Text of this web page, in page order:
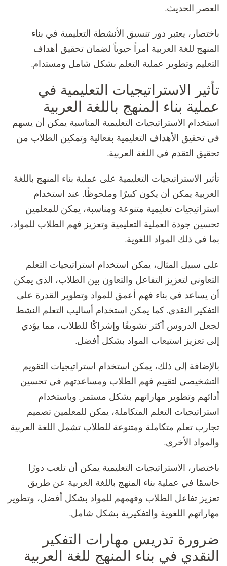
العصر الحديث.
باختصار، يعتبر دور تنسيق الأنشطة التعليمية في بناء
المنهج للغة العربية أمراً حيوياً لضمان تحقيق أهداف
التعليم وتطوير عملية التعلم بشكل شامل ومستدام.
تأثير الاستراتيجيات التعليمية في
عملية بناء المنهج باللغة العربية
استخدام الاستراتيجيات التعليمية المناسبة يمكن أن يسهم
في تحقيق الأهداف التعليمية بفعالية وتمكين الطلاب من
تحقيق التقدم في اللغة العربية.
تأثير الاستراتيجيات التعليمية على عملية بناء المنهج باللغة
العربية يمكن أن يكون كبيرًا وملحوظًا. عند استخدام
استراتيجيات تعليمية متنوعة ومناسبة، يمكن للمعلمين
تحسين جودة العملية التعليمية وتعزيز فهم الطلاب للمواد،
بما في ذلك المواد اللغوية.
على سبيل المثال، يمكن استخدام استراتيجيات التعلم
التعاوني لتعزيز التفاعل والتعاون بين الطلاب، الذي يمكن
أن يساعد في بناء فهم أعمق للمواد وتطوير القدرة على
التفكير النقدي. كما يمكن استخدام أساليب التعلم النشط
لجعل الدروس أكثر تشويقًا وإشراكًا للطلاب، مما يؤدي
إلى تعزيز استيعاب المواد بشكل أفضل.
بالإضافة إلى ذلك، يمكن استخدام استراتيجيات التقويم
التشخيصي لتقييم فهم الطلاب ومساعدتهم في تحسين
أدائهم وتطوير مهاراتهم بشكل مستمر. وباستخدام
استراتيجيات التعلم المتكاملة، يمكن للمعلمين تصميم
تجارب تعلم متكاملة ومتنوعة للطلاب تشمل اللغة العربية
والمواد الأخرى.
باختصار، الاستراتيجيات التعليمية يمكن أن تلعب دورًا
حاسمًا في عملية بناء المنهج باللغة العربية عن طريق
تعزيز تفاعل الطلاب وفهمهم للمواد بشكل أفضل، وتطوير
مهاراتهم اللغوية والتفكيرية بشكل شامل.
ضرورة تدريس مهارات التفكير
النقدي في بناء المنهج للغة العربية